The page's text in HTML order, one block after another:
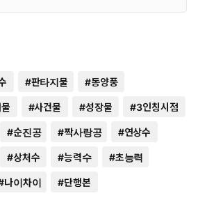
#판타지물 #동양풍
#사건물 #성장물 #3인칭시점
#순진공 #짝사랑공 #연상수
#상처수 #능력수 #초능력
나이차이 #단행본